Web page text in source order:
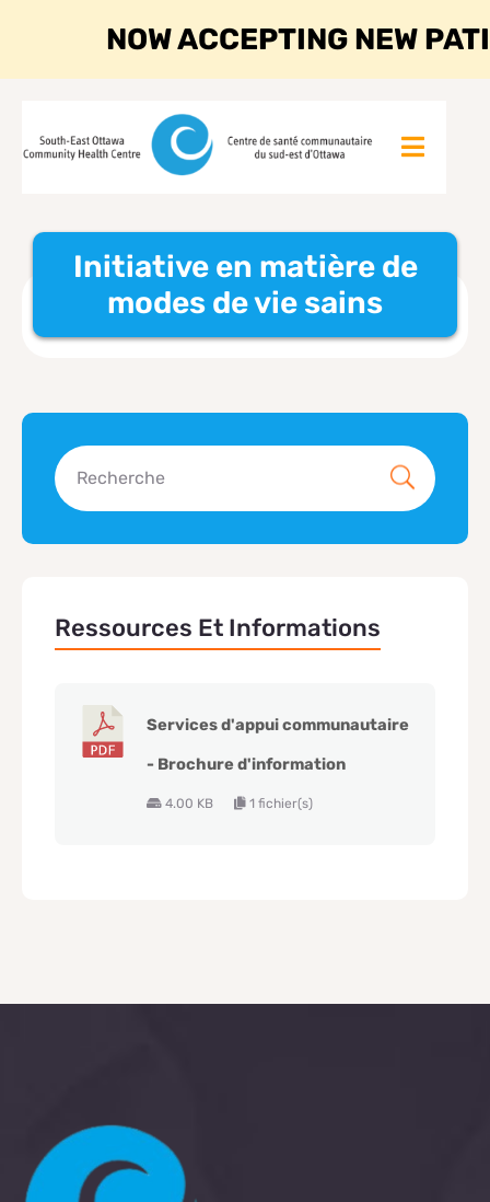
Initiative en matière de
modes de vie sains
Ressources Et Informations
Services d'appui communautaire
- Brochure d'information
4.00 KB 1 fichier(s)
NOW ACCEPTING NEW